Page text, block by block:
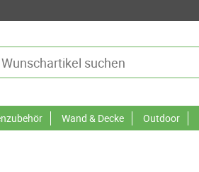
Wand & Decke Outdoor